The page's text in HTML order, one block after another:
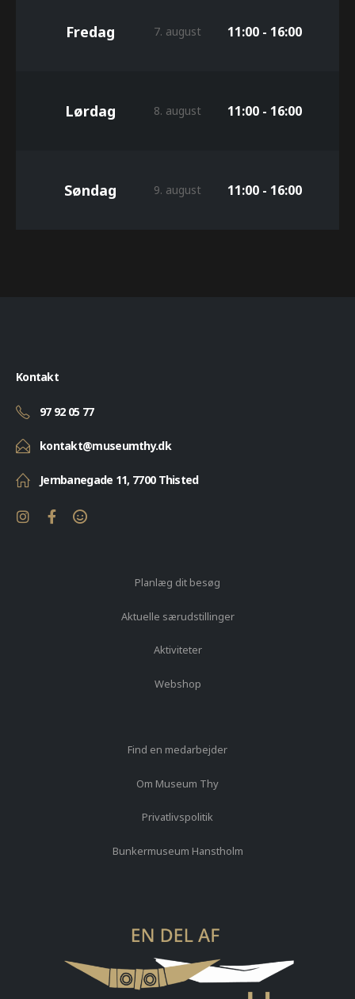
Fredag 7. august 11:00 - 16:00
Lørdag 8. august 11:00 - 16:00
Søndag 9. august 11:00 - 16:00
Kontakt
97 92 05 77
kontakt@museumthy.dk
Jernbanegade 11, 7700 Thisted
Planlæg dit besøg
Aktuelle særudstillinger
Aktiviteter
Webshop
Find en medarbejder
Om Museum Thy
Privatlivspolitik
Bunkermuseum Hanstholm